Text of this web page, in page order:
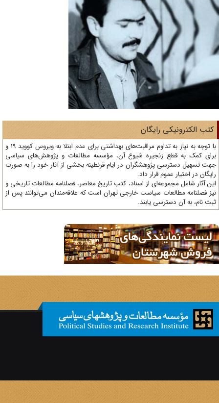
الکترونیکی رایگان
با توجه به نیاز به تداوم مراقبت‌های بهداشتی برای عدم ابتلا به ویروس کووید 19 و
کمک به قطع زنجیره شیوع آن، مؤسسه مطالعات و پژوهش‌های سیاسی
تسهیل دسترسی پژوهشگران در ایام قرنطینه بخشی از آثار خود را به صورت
در اختیار عموم قرار داد.
آثار شامل مجموعه‌ای از اسناد، کتب تاریخ معاصر، فصلنامه‌ مطالعات تاریخی و
فصلنامه مطالعات سیاست خارجی تهران است که علاقه‌مندان می‌توانند پس از
نام، به آن دسترسی یابند.